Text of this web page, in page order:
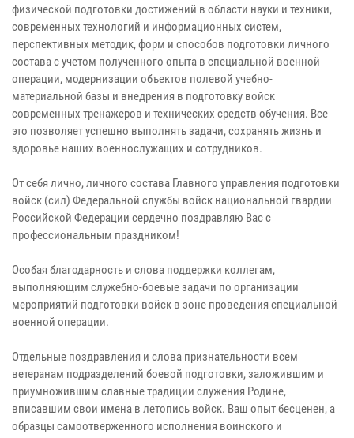
физической подготовки достижений в области науки и техники,
современных технологий и информационных систем,
перспективных методик, форм и способов подготовки личного
состава с учетом полученного опыта в специальной военной
операции, модернизации объектов полевой учебно-
материальной базы и внедрения в подготовку войск
современных тренажеров и технических средств обучения. Все
это позволяет успешно выполнять задачи, сохранять жизнь и
здоровье наших военнослужащих и сотрудников.
От себя лично, личного состава Главного управления подготовки
войск (сил) Федеральной службы войск национальной гвардии
Российской Федерации сердечно поздравляю Вас с
профессиональным праздником!
Особая благодарность и слова поддержки коллегам,
выполняющим служебно-боевые задачи по организации
мероприятий подготовки войск в зоне проведения специальной
военной операции.
Отдельные поздравления и слова признательности всем
ветеранам подразделений боевой подготовки, заложившим и
приумножившим славные традиции служения Родине,
вписавшим свои имена в летопись войск. Ваш опыт бесценен, а
образцы самоотверженного исполнения воинского и